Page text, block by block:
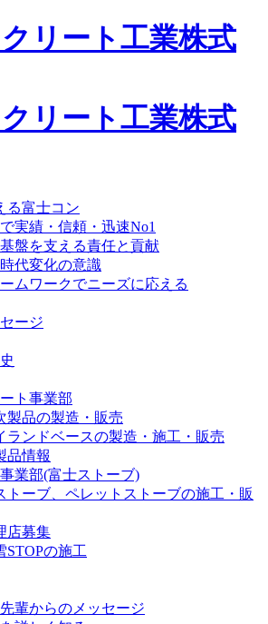
る富士コン
実績・信頼・迅速No1
盤を支える責任と貢献
代変化の意識
ムワークでニーズに応える
ージ
ト事業部
製品の製造・販売
ランドベースの製造・施工・販売
品情報
業部(富士ストーブ)
トーブ、ペレットストーブの施工・販
店募集
STOPの施工
輩からのメッセージ